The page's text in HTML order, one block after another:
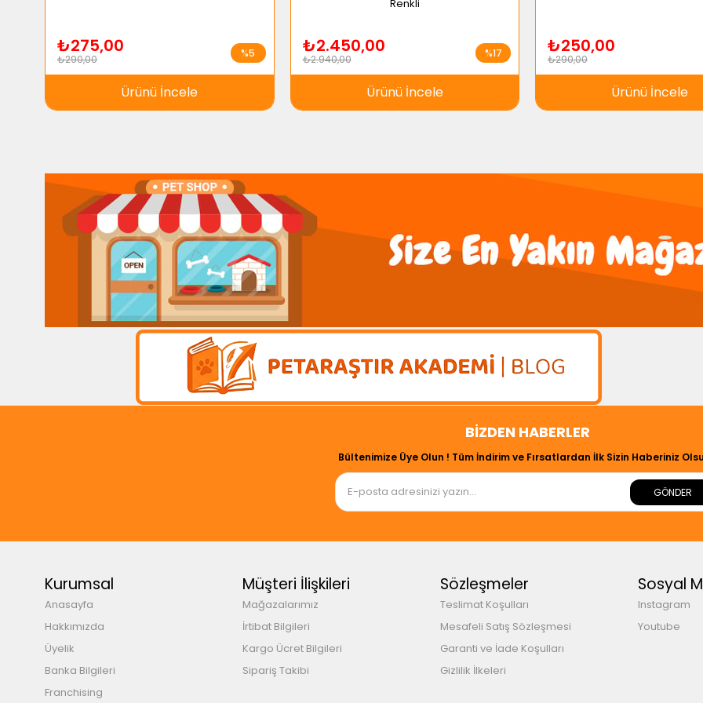
₺275,00
₺290,00
Ürünü İncele
%5
Renkli
₺2.450,00
₺2.940,00
Ürünü İncele
%17 ₺250,00
₺290,00
Ürünü İncele
BIZDEN HABERLER
Bültenimize Üye Olun ! Tüm İndirim ve Fırsatlardan İlk Sizin Haberiniz
GÖNDER
Kurumsal
Anasayfa
Hakkımızda
Üyelik
Banka Bilgileri
Franchising
Müşteri İlişkileri
Mağazalarımız
İrtibat Bilgileri
Kargo Ücret Bilgileri
Sipariş Takibi
Sözleşmeler
Teslimat Koşulları
Mesafeli Satış Sözleşmesi
Garanti ve İade Koşulları
Gizlilik İlkeleri
Sosyal
Instagram
Youtube